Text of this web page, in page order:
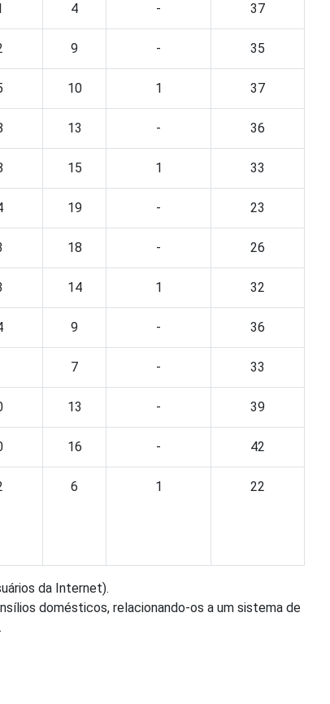
4 - 37
9 - 35
10 1 37
13 - 36
15 1 33
19 - 23
18 - 26
14 1 32
9 - 36
7 - 33
13 - 39
16 - 42
6 1 22
da Internet).
domésticos, relacionando-os a um sistema de